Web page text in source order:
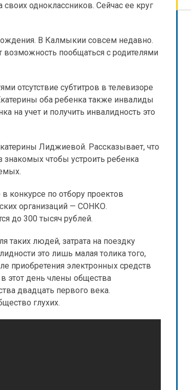
одноклассников. Сейчас ее круг
В Калмыкии совсем недавно.
возможность пообщаться с родителями
отсутствие субтитров в телевизоре
оба ребенка также инвалиды
на учет и получить инвалидность это
Лиджиевой. Рассказывает, что
знакомых чтобы устроить ребенка
в конкурсе по отбору проектов
организаций — СОНКО.
до 300 тысяч рублей.
таких людей, затрата на поездку
это лишь малая толика того,
приобретения электронных средств
этот день члены общества
двадцать первого века.
глухих.